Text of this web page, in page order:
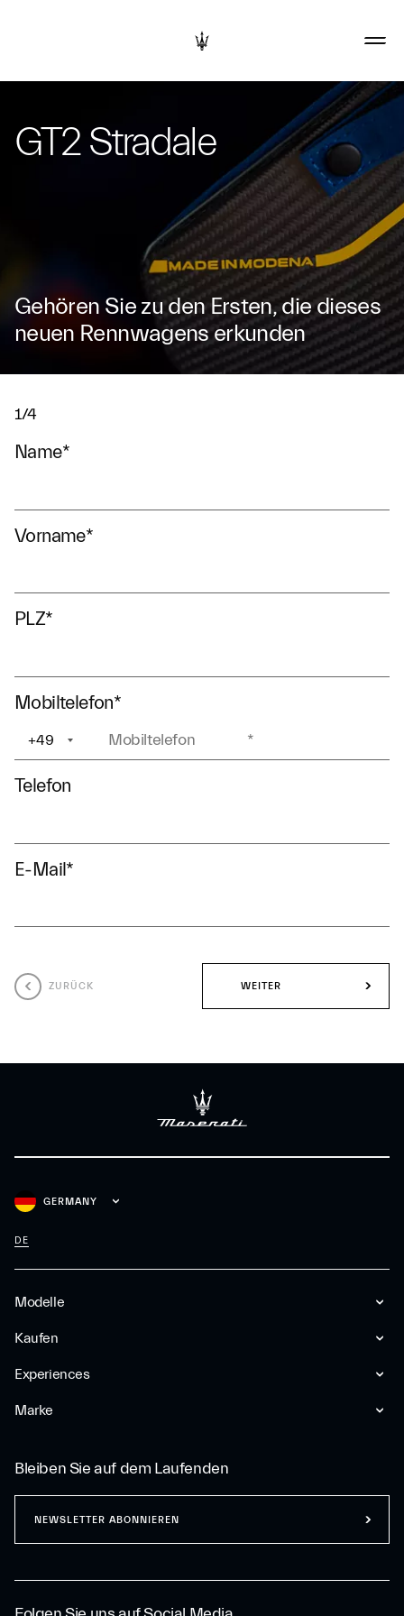
GT2 Stradale
Gehören Sie zu den Ersten, die dieses
neuen Rennwagens erkunden
1/4
Name*
Vorname*
PLZ*
Mobiltelefon*
+49
Telefon
E-Mail*
ZURÜCK WEITER
Modelle
Kaufen
Experiences
Marke
GERMANY
DE
Bleiben Sie auf dem Laufenden
NEWSLETTER ABONNIEREN